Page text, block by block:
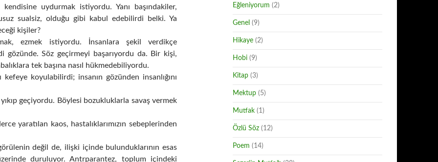
kendisine uydurmak istiyordu. Yanı başındakiler,
sualsiz, olduğu gibi kabul edebilirdi belki. Ya
kişiler?
ezmek istiyordu. İnsanlara şekil verdikçe
gözünde. Söz geçirmeyi başarıyordu da. Bir kişi,
tek başına nasıl hükmedebiliyordu.
kefeye koyulabilirdi; insanın gözünden insanlığını
geçiyordu. Böylesi bozukluklarla savaş vermek
yaratılan kaos, hastalıklarımızın sebeplerinden
değil de, ilişki içinde bulunduklarının esas
duruluyor. Antrparantez, toplum içindeki
Eğleniyorum (2)
Genel (9)
Hikaye (2)
Hobi (9)
Kitap (3)
Mektup (5)
Mutfak (1)
Özlü Söz (12)
Poem (14)